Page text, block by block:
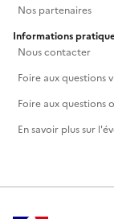
Nos partenaires
Informations
Nous contacter
Foire aux questions
Foire aux questions
En savoir plus sur